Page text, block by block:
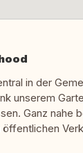
in der
unserem
Ganz nahe